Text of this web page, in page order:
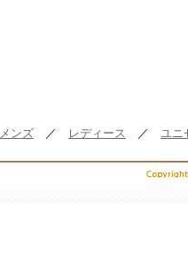
メンズ ／ レディース ／ ユニ